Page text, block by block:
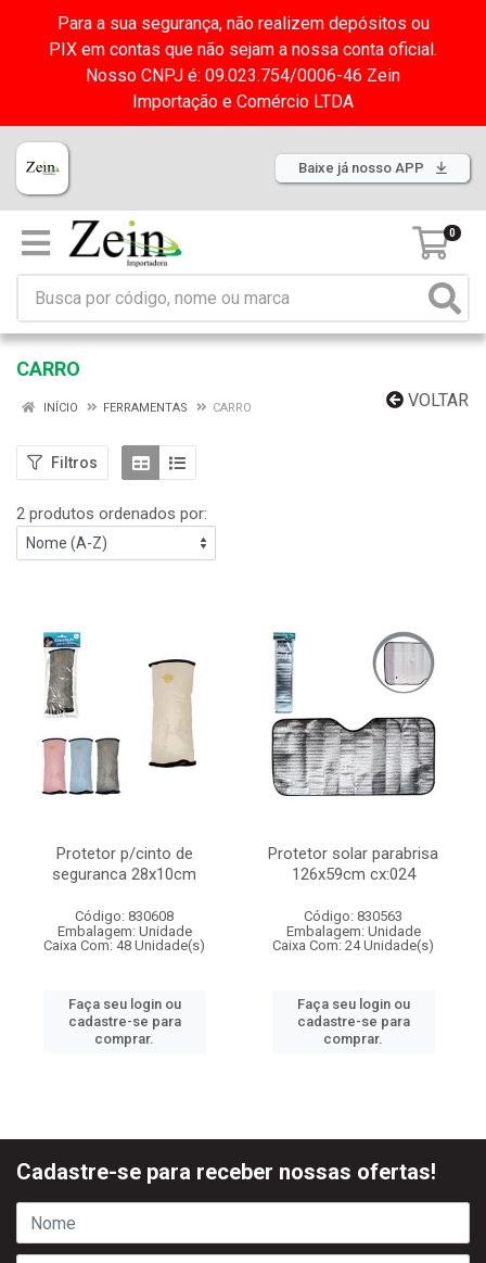
Para a sua segurança, não realizem depósitos ou
PIX em contas que não sejam a nossa conta oficial.
Nosso CNPJ é: 09.023.754/0006-46 Zein
Importação e Comércio LTDA
Baixe já nosso APP
0
CARRO
VOLTAR
INÍCIO FERRAMENTAS CARRO
Filtros
2 produtos ordenados por:
Protetor p/cinto de
seguranca 28x10cm
Código: 830608
Embalagem: Unidade
Caixa Com: 48 Unidade(s)
Faça seu login ou
cadastre-se para
comprar.
Protetor solar parabrisa
126x59cm cx:024
Código: 830563
Embalagem: Unidade
Caixa Com: 24 Unidade(s)
Faça seu login ou
cadastre-se para
comprar.
Cadastre-se para receber nossas ofertas!